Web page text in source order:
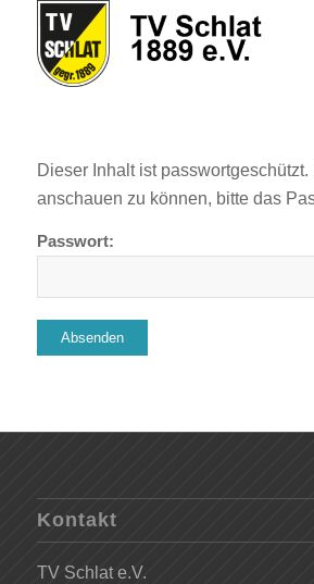
Dieser Inhalt ist passwortgeschützt.
anschauen zu können, bitte das
Passwort:
Kontakt
TV Schlat e.V.